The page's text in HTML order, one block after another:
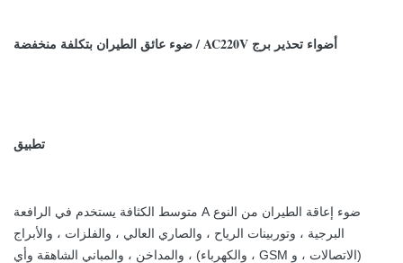
أضواء تحذير برج AC220V / ضوء عائق الطيران بتكلفة منخفضة
تطبيق
ضوء إعاقة الطيران من النوع A متوسط ​​الكثافة يستخدم في الرافعة
البرجية ، وتوربينات الرياح ، والصاري العالي ، والفلزات ، والأبراج
(الاتصالات ، و GSM ، والكهرباء) ، والمداخن ، والمباني الشاهقة وأي